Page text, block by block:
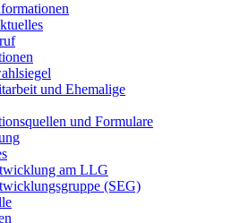
und Ehemalige
und Formulare
am LLG
(SEG)